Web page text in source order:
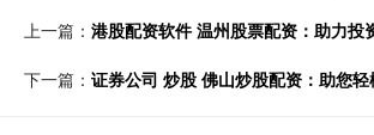
上一篇： 港股配资软件 温州股票配资：助力投
下一篇： 证券公司 炒股 佛山炒股配资：助您